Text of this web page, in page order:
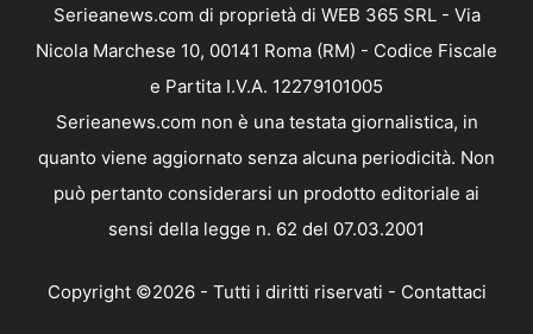
Serieanews.com di proprietà di WEB 365 SRL - Via
Nicola Marchese 10, 00141 Roma (RM) - Codice Fiscale
e Partita I.V.A. 12279101005
Serieanews.com non è una testata giornalistica, in
quanto viene aggiornato senza alcuna periodicità. Non
può pertanto considerarsi un prodotto editoriale ai
sensi della legge n. 62 del 07.03.2001
Copyright ©2026 - Tutti i diritti riservati - Contattaci